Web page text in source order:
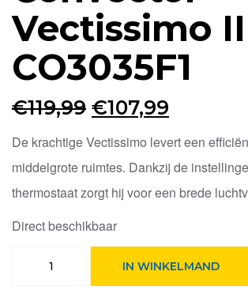
Vectissimo II
CO3035F1
€119,99 Oorspronkelijke
prijs
was:
€119,99.
€107,99
prijs
is:
De krachtige Vectissimo levert een
middelgrote ruimtes. Dankzij de
thermostaat zorgt hij voor een brede
Direct beschikbaar
Convector
IN WINKELMAND